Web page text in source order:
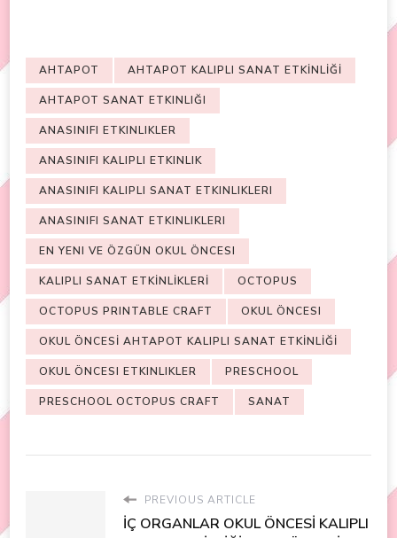
AHTAPOT AHTAPOT KALIPLI SANAT ETKİNLİĞİ
AHTAPOT SANAT ETKINLIĞI
ANASINIFI ETKINLIKLER
ANASINIFI KALIPLI ETKINLIK
ANASINIFI KALIPLI SANAT ETKINLIKLERI
ANASINIFI SANAT ETKINLIKLERI
EN YENI VE ÖZGÜN OKUL ÖNCESI
KALIPLI SANAT ETKİNLİKLERİ OCTOPUS
OCTOPUS PRINTABLE CRAFT OKUL ÖNCESI
OKUL ÖNCESİ AHTAPOT KALIPLI SANAT ETKİNLİĞİ
OKUL ÖNCESI ETKINLIKLER PRESCHOOL
PRESCHOOL OCTOPUS CRAFT SANAT
PREVIOUS ARTICLE
İÇ ORGANLAR OKUL ÖNCESİ KALIPLI